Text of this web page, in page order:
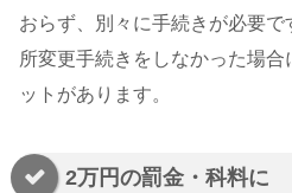
おらず、別々に手続きが必要
所変更手続きをしなかった場合
ットがあります。
2万円の罰金・科料に